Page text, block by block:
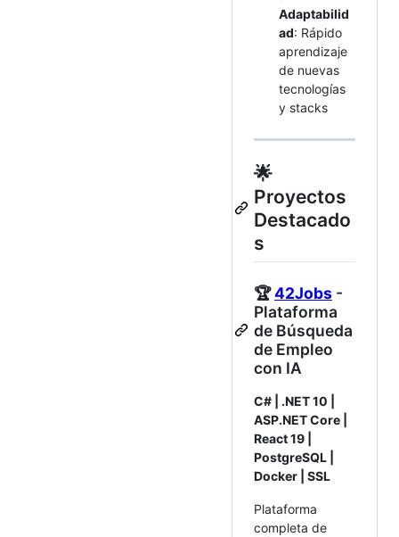
Adaptabilid
ad: Rápido
aprendizaje
de nuevas
tecnologías
y stacks
🌟
Proyectos
Destacado
s
🏆42Jobs -
Plataforma
de Búsqueda
de Empleo
con IA
C# | .NET 10 |
ASP.NET Core |
React 19 |
PostgreSQL |
Docker | SSL
Plataforma
completa de